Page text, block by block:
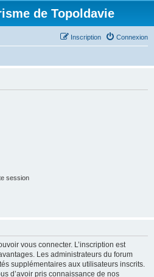
de Topoldavie
Connexion
Inscription
session
vous connecter. L’inscription est
Les administrateurs du forum
supplémentaires aux utilisateurs inscrits.
d’avoir pris connaissance de nos